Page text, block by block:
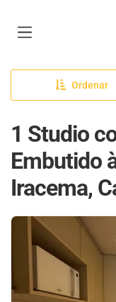
Ordenar
1 Studio
Embutido
Iracema,